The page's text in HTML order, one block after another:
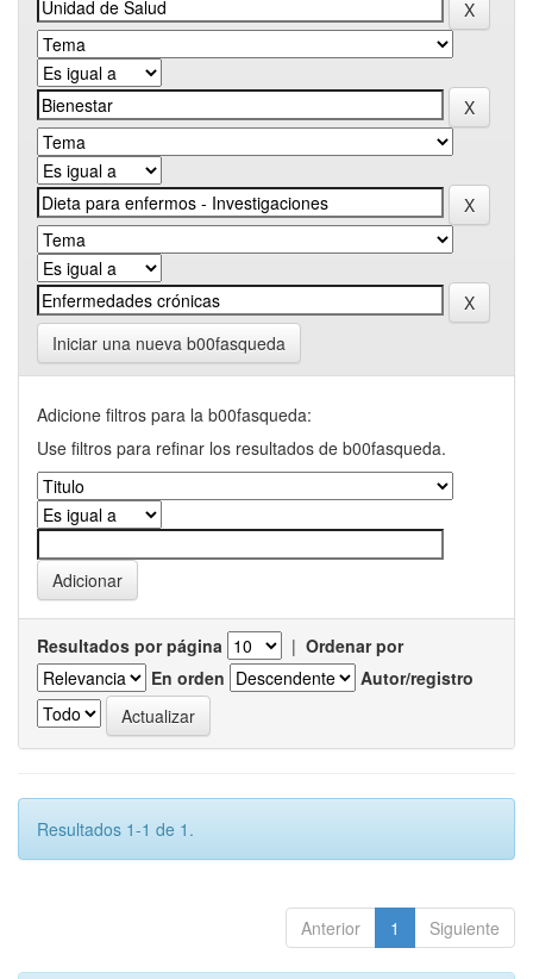
Iniciar una nueva b00fasqueda
Adicione filtros para la b00fasqueda:
Use filtros para refinar los resultados de b00fasqueda.
Resultados por página | Ordenar por
En orden
Autor/registro
Resultados 1-1 de 1.
Anterior 1 Siguiente